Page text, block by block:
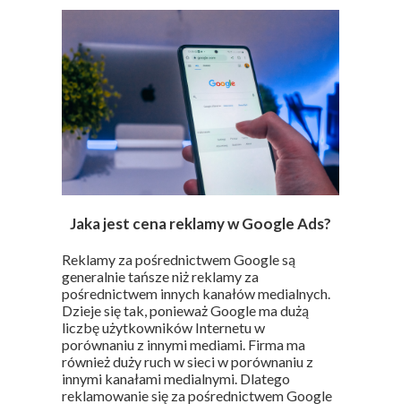
Jaka jest cena reklamy w Google Ads?
Reklamy za pośrednictwem Google są
generalnie tańsze niż reklamy za
pośrednictwem innych kanałów medialnych.
Dzieje się tak, ponieważ Google ma dużą
liczbę użytkowników Internetu w
porównaniu z innymi mediami. Firma ma
również duży ruch w sieci w porównaniu z
innymi kanałami medialnymi. Dlatego
reklamowanie się za pośrednictwem Google